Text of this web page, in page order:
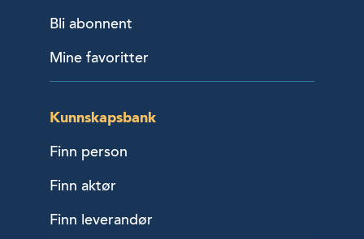
Bli abonnent
Mine favoritter
Kunnskapsbank
Finn person
Finn aktør
Finn leverandør